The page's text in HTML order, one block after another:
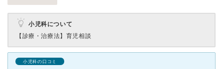
小児科について
【診療・治療法】 育児相談
小児科の口コミ